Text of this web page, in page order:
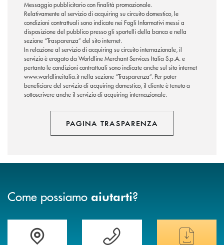
Messaggio pubblicitario con finalità promozionale.
Relativamente al servizio di acquiring su circuito domestico, le
condizioni contrattuali sono indicate nei Fogli Informativi messi a
disposizione del pubblico presso gli sportelli della banca e nella
sezione “Trasparenza” del sito internet.
In relazione al servizio di acquiring su circuito internazionale, il
servizio è erogato da Worldline Merchant Services Italia S.p.A. e
pertanto le condizioni contrattuali sono indicate anche sul sito internet
www.worldlineitalia.it nella sezione “Trasparenza”. Per poter
beneficiare del servizio di acquiring domestico, il cliente è tenuto a
sottoscrivere anche il servizio di acquiring internazionale.
PAGINA TRASPARENZA
Come possiamo aiutarti?
Trova la filiale&nbsp; più vicina a teHai bisogno di assistenza immediata ?
Hai bisogno di